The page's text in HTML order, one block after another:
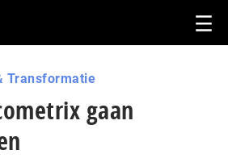
Transformatie
gaan